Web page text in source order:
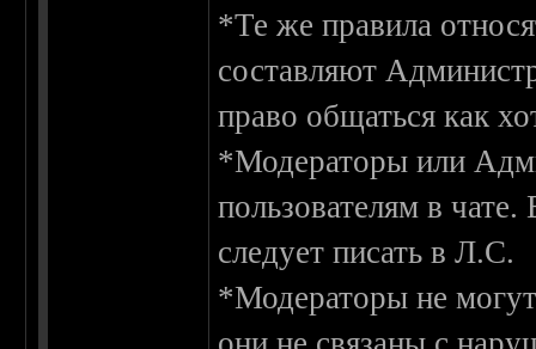
*Те же правила
составляют
право общаться как
*Модераторы или
пользователям в
следует писать в Л.С.
*Модераторы не могут